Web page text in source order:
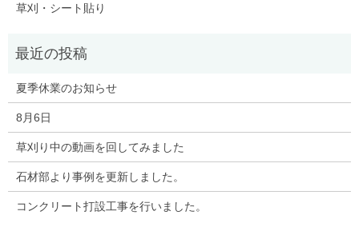
草刈・シート貼り
夏季休業のお知らせ
8月6日
草刈り中の動画を回してみました
石材部より事例を更新しました。
コンクリート打設工事を行いました。